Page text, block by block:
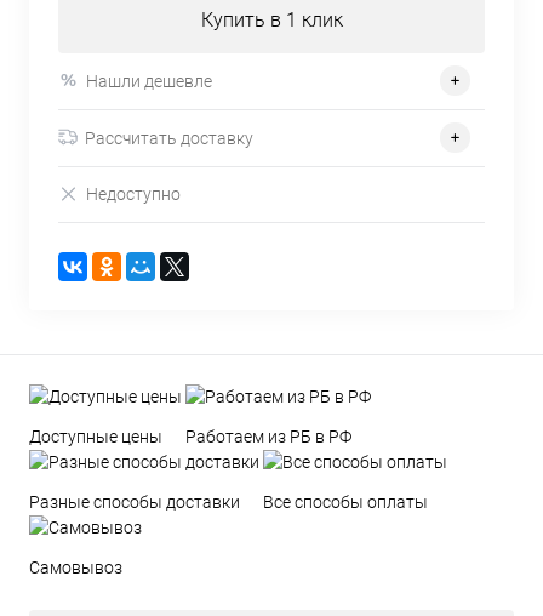
Купить в 1 клик
Нашли дешевле
Рассчитать доставку
Недоступно
Доступные цены Работаем из РБ в РФ
Разные способы доставки Все способы оплаты
Самовывоз